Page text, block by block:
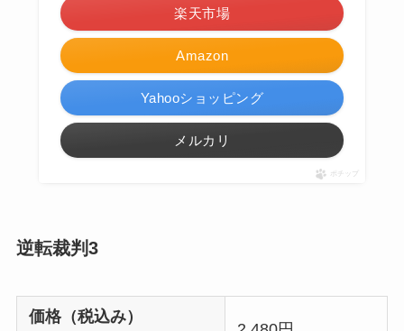
Amazon
楽天市場
Yahooショッピング
メルカリ
ポチップ
逆転裁判3
価格（税込み）